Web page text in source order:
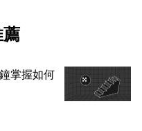
。儘管我們在準備這些
謹慎措施，但對於此處表
也可以使用本文 100 字
非商業性的。整篇文章的
“本文版權所有 © 2025
掌握如何